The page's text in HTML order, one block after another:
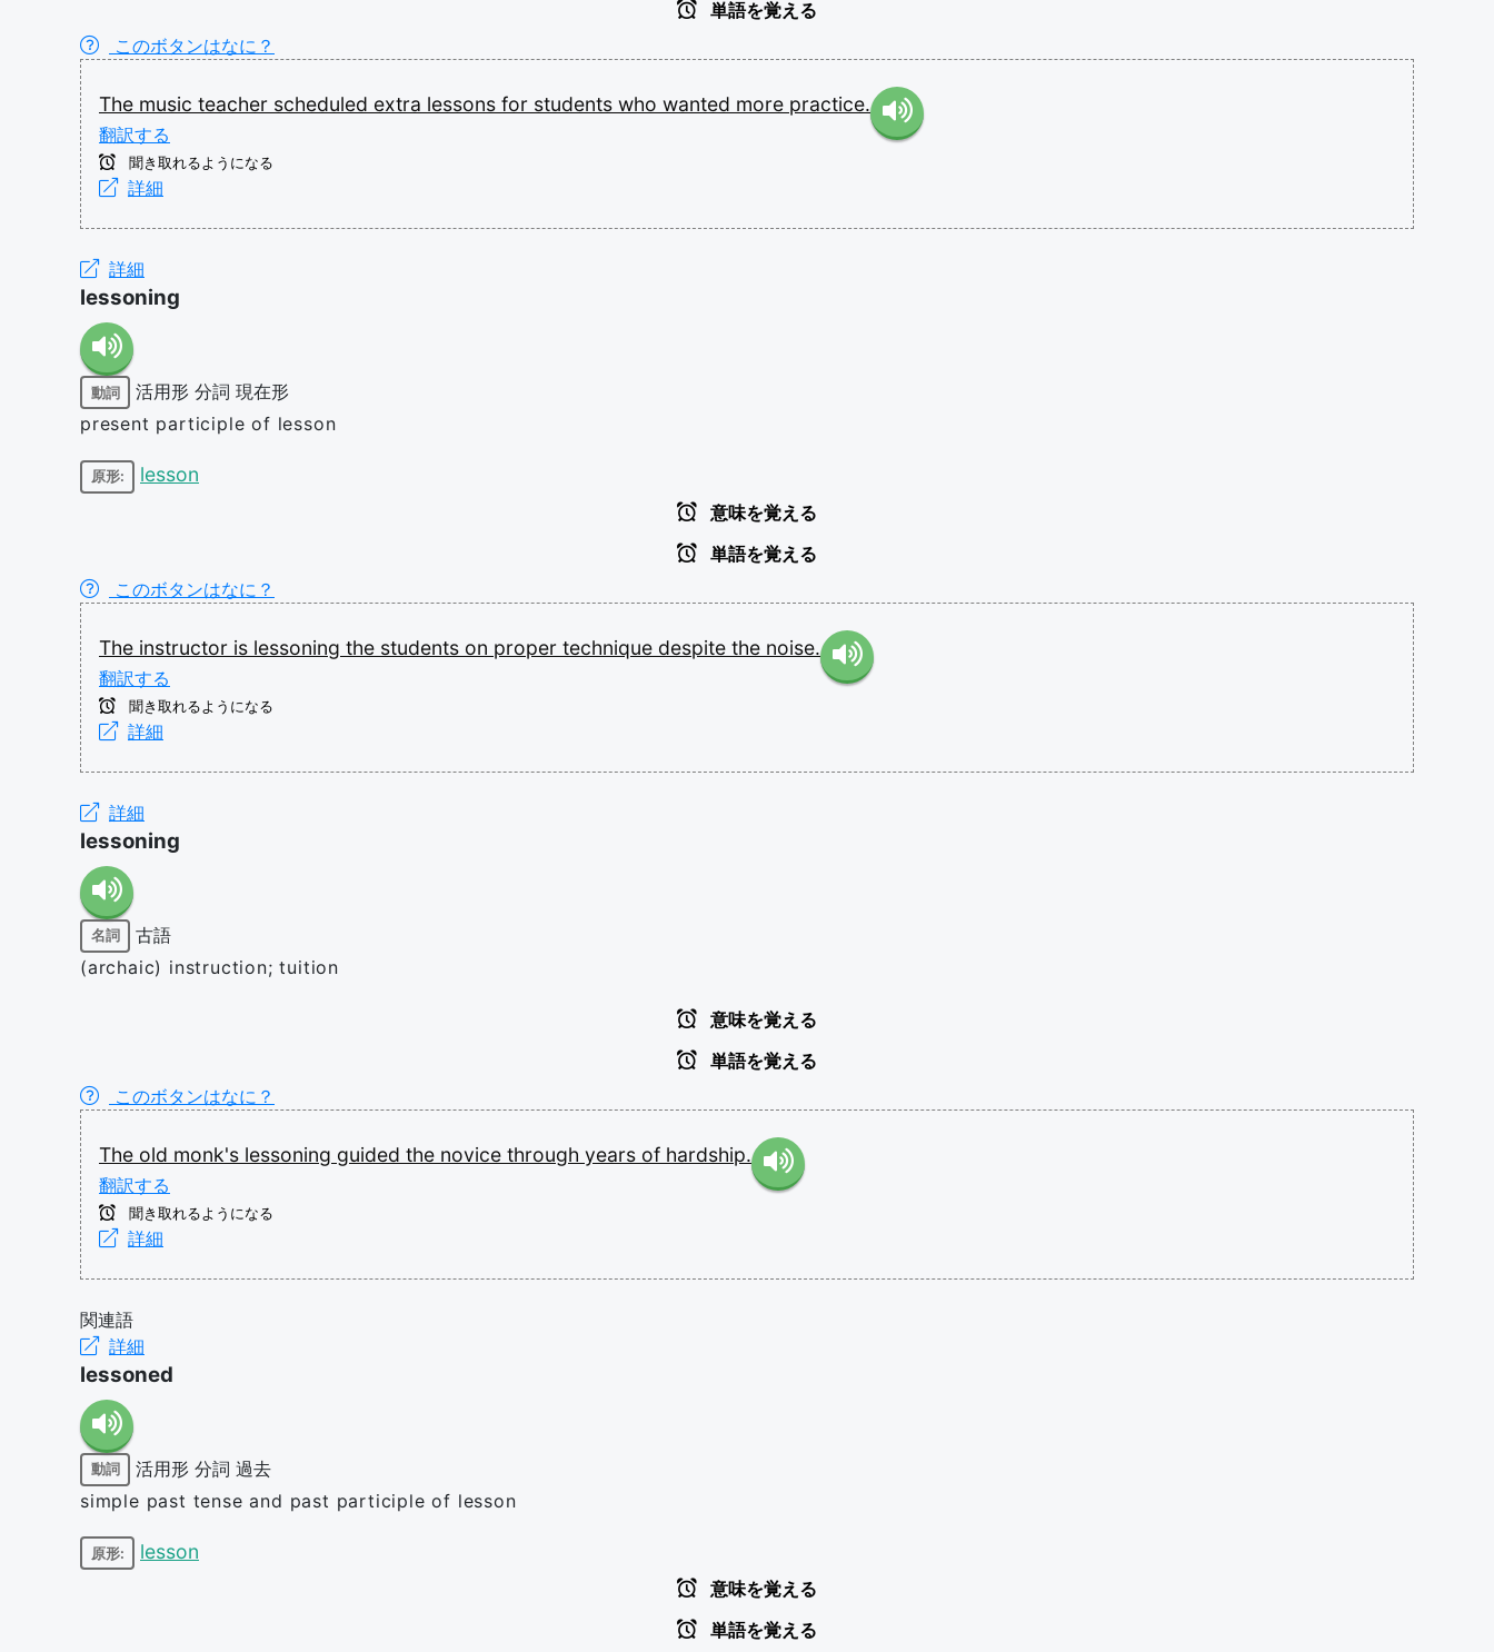
単語を覚える
このボタンはなに？
The music teacher scheduled extra lessons for students who wanted more practice.
翻訳する
聞き取れるようになる
詳細
詳細
lessoning
動詞 活用形 分詞 現在形
present participle of lesson
原形: lesson
意味を覚える
単語を覚える
このボタンはなに？
The instructor is lessoning the students on proper technique despite the noise.
翻訳する
聞き取れるようになる
詳細
詳細
lessoning
名詞
古語
(archaic) instruction; tuition
意味を覚える
単語を覚える
このボタンはなに？
The old monk's lessoning guided the novice through years of hardship.
翻訳する
聞き取れるようになる
詳細
関連語
詳細
lessoned
動詞 活用形 分詞 過去
simple past tense and past participle of lesson
原形: lesson
意味を覚える
単語を覚える